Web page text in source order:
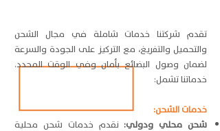
تقدم شركتنا خدمات شاملة في مجال الشحن
والتحميل والتفريغ، مع التركيز على الجودة والسرعة
لضمان وصول البضائع بأمان وفي الوقت المحدد.
خدماتنا تشمل:
خدمات الشحن:
شحن محلي ودولي: نقدم خدمات شحن محلية